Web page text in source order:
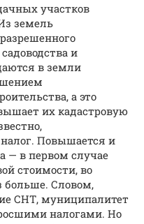
участков
земель
и
в земли
а это
их кадастровую
Повышается и
— в первом случае
стоимости, во
больше. Словом,
СНТ, муниципалитет
налогами. Но